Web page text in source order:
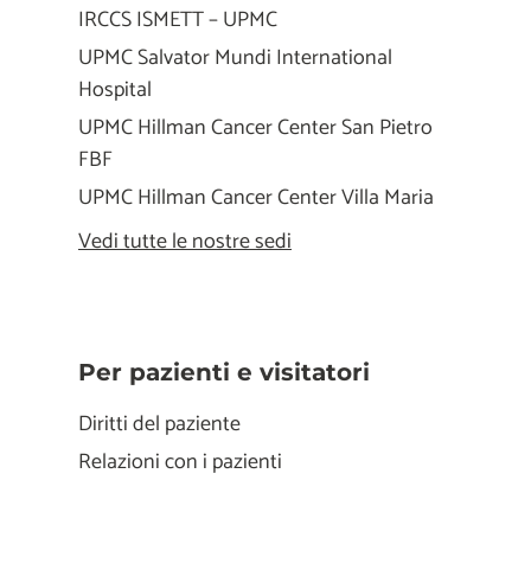
IRCCS ISMETT – UPMC
UPMC Salvator Mundi International
Hospital
UPMC Hillman Cancer Center San Pietro
FBF
UPMC Hillman Cancer Center Villa Maria
Vedi tutte le nostre sedi
Per pazienti e visitatori
Diritti del paziente
Relazioni con i pazienti